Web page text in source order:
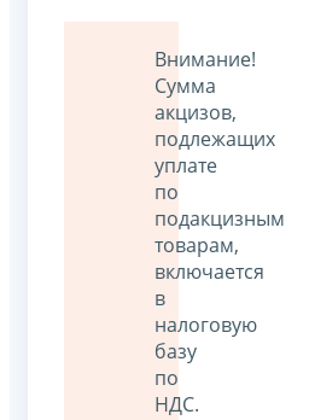
Внимание!
Сумма
акцизов,
подлежащих
уплате
по
подакцизным
товарам,
включается
в
налоговую
базу
по
НДС.